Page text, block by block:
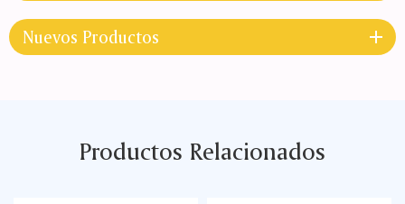
Nuevos Productos
Productos Relacionados